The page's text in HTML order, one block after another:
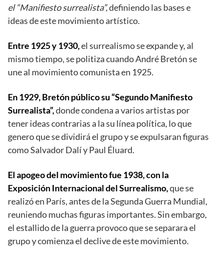
el “Manifiesto surrealista”,definiendo las bases e
ideas de este movimiento artístico.
Entre 1925 y 1930,el surrealismo se expande y, al
mismo tiempo, se politiza cuando André Bretón se
une al movimiento comunista en 1925.
En 1929, Bretón público su “Segundo Manifiesto
Surrealista”,donde condena a varios artistas por
tener ideas contrarias a la su línea política, lo que
genero que se dividirá el grupo y se expulsaran figuras
como Salvador Dalí y Paul Éluard.
El apogeo del movimiento fue 1938, con la
Exposición Internacional del Surrealismo,que se
realizó en París, antes de la Segunda Guerra Mundial,
reuniendo muchas figuras importantes. Sin embargo,
el estallido de la guerra provoco que se separara el
grupo y comienza el declive de este movimiento.